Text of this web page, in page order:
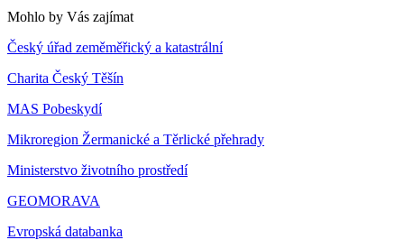
Mohlo by Vás zajímat
Český úřad zeměměřický a katastrální
Charita Český Těšín
MAS Pobeskydí
Mikroregion Žermanické a Těrlické přehrady
Ministerstvo životního prostředí
GEOMORAVA
Evropská databanka